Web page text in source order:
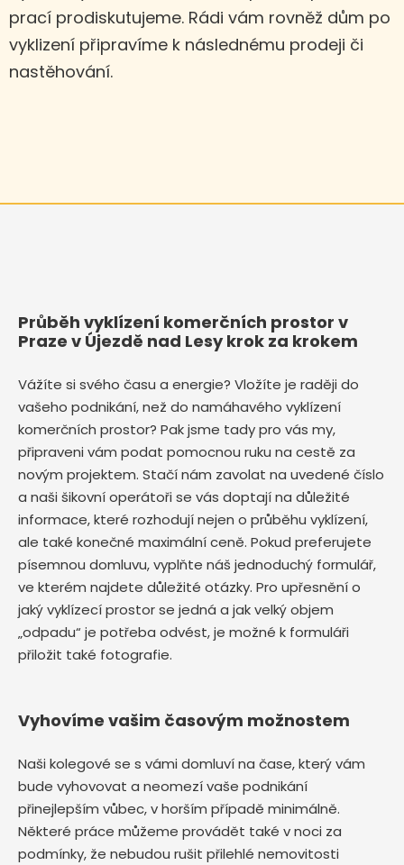
prací prodiskutujeme. Rádi vám rovněž dům po
vyklizení připravíme k následnému prodeji či
nastěhování.
Průběh vyklízení komerčních prostor v
Praze v Újezdě nad Lesy krok za krokem
Vážíte si svého času a energie? Vložíte je raději do
vašeho podnikání, než do namáhavého vyklízení
komerčních prostor? Pak jsme tady pro vás my,
připraveni vám podat pomocnou ruku na cestě za
novým projektem. Stačí nám zavolat na uvedené číslo
a naši šikovní operátoři se vás doptají na důležité
informace, které rozhodují nejen o průběhu vyklízení,
ale také konečné maximální ceně. Pokud preferujete
písemnou domluvu, vyplňte náš jednoduchý formulář,
ve kterém najdete důležité otázky. Pro upřesnění o
jaký vyklízecí prostor se jedná a jak velký objem
„odpadu“ je potřeba odvést, je možné k formuláři
přiložit také fotografie.
Vyhovíme vašim časovým možnostem
Naši kolegové se s vámi domluví na čase, který vám
bude vyhovovat a neomezí vaše podnikání
přinejlepším vůbec, v horším případě minimálně.
Některé práce můžeme provádět také v noci za
podmínky, že nebudou rušit přilehlé nemovitosti